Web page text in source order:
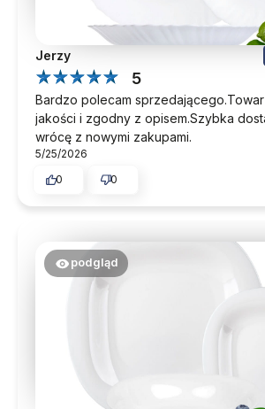
Jerzy
5
Bardzo polecam
jakości i zgodny z opisem.Szybka
wrócę z nowymi zakupami.
5/25/2026
0
0
podgląd